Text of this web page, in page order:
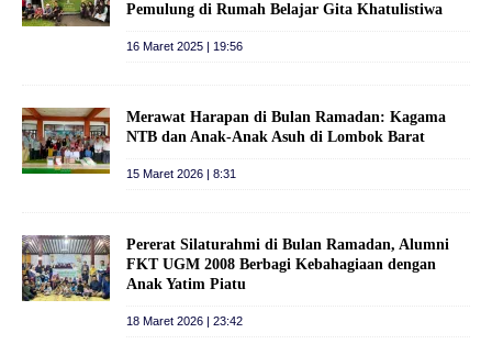
Pemulung di Rumah Belajar Gita Khatulistiwa
16 Maret 2025 | 19:56
Merawat Harapan di Bulan Ramadan: Kagama
NTB dan Anak‑Anak Asuh di Lombok Barat
15 Maret 2026 | 8:31
Pererat Silaturahmi di Bulan Ramadan, Alumni
FKT UGM 2008 Berbagi Kebahagiaan dengan
Anak Yatim Piatu
18 Maret 2026 | 23:42